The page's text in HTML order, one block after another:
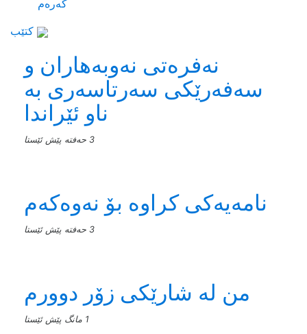
نەفرەتی نەوبەهاران و
سەفەرێکی سەرتاسەری بە
ناو ئێراندا
3 حەفتە پێش ئێستا
نامەیەکی کراوە بۆ نەوەکەم
3 حەفتە پێش ئێستا
من له‌ شارێکی زۆر دوورم
1 مانگ پێش ئێستا